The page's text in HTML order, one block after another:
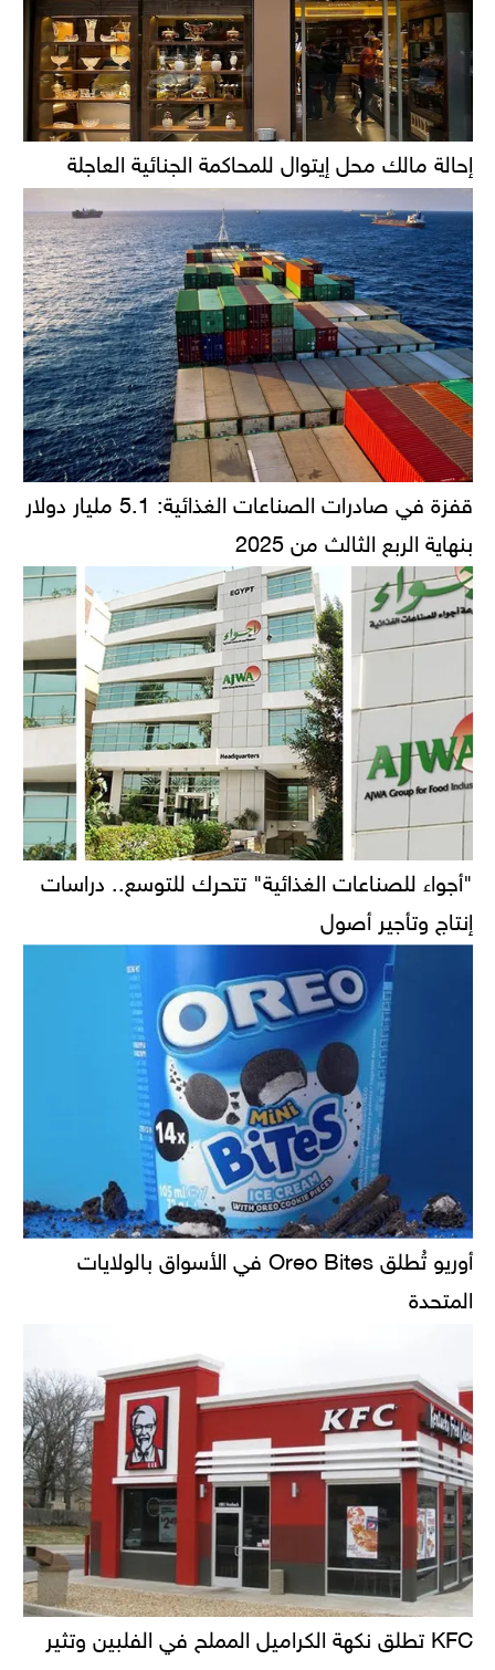
إحالة مالك محل إيتوال للمحاكمة الجنائية العاجلة
قفزة في صادرات الصناعات الغذائية: 5.1 مليار دولار
بنهاية الربع الثالث من 2025
"أجواء للصناعات الغذائية" تتحرك للتوسع.. دراسات
إنتاج وتأجير أصول
أوريو تُطلق Oreo Bites في الأسواق بالولايات
المتحدة
KFC تطلق نكهة الكراميل المملح في الفلبين وتثير